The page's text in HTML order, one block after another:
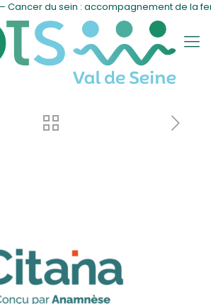
Cancer du sein : accompagnement de la